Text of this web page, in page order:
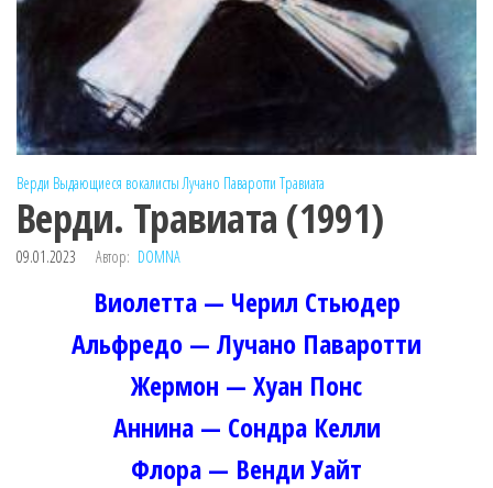
Верди Выдающиеся вокалисты Лучано Паваротти Травиата
Верди. Травиата (1991)
09.01.2023 Автор: DOMNA
Виолетта — Черил Стьюдер
Альфредо — Лучано Паваротти
Жермон — Хуан Понс
Аннина — Сондра Келли
Флора — Венди Уайт